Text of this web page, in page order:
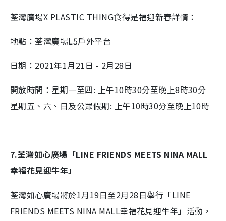
荃灣廣場X PLASTIC THING食得是福迎新春詳情：
地點：荃灣廣場L5戶外平台
日期：2021年1月21日 - 2月28日
開放時間：星期一至四: 上午10時30分至晚上8時30分
星期五、六、日及公眾假期: 上午10時30分至晚上10時
7.荃灣如心廣場「LINE FRIENDS MEETS NINA MALL
幸福花見迎牛年」
荃灣如心廣場將於1月19日至2月28日舉行「LINE
FRIENDS MEETS NINA MALL幸福花見迎牛年」活動，